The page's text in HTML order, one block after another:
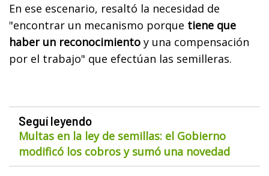
En ese escenario, resaltó la necesidad de
"encontrar un mecanismo porque tiene que
haber un reconocimiento y una compensación
por el trabajo" que efectúan las semilleras.
Seguí leyendo
Multas en la ley de semillas: el Gobierno
modificó los cobros y sumó una novedad